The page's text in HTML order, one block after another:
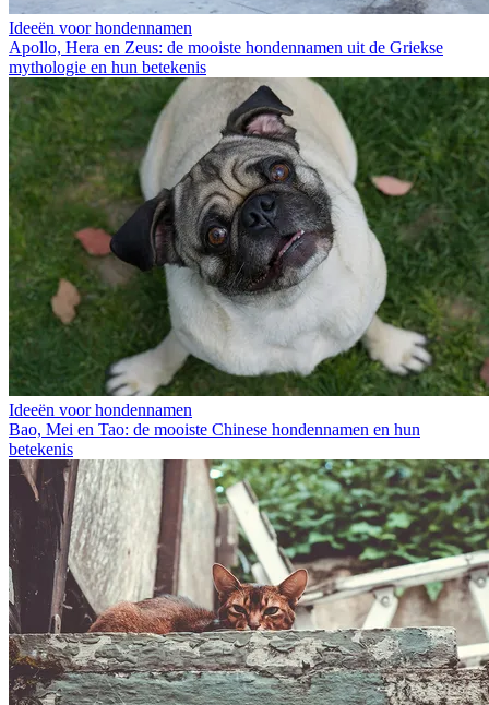
Ideeën voor hondennamen
Apollo, Hera en Zeus: de mooiste hondennamen uit de Griekse
mythologie en hun betekenis
Ideeën voor hondennamen
Bao, Mei en Tao: de mooiste Chinese hondennamen en hun
betekenis